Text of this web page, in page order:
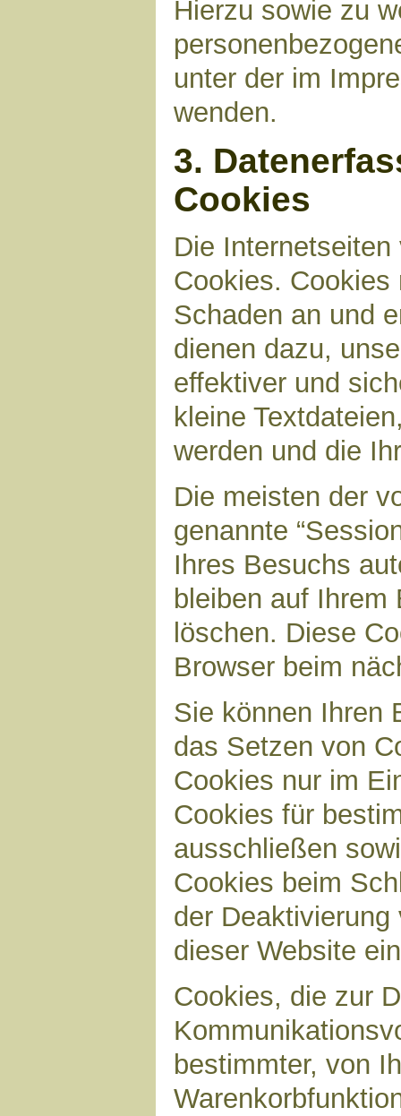
Hierzu sowie zu
unter der im
wenden.
3.
Cookies
Die
Cookies.
Schaden an und
dienen dazu,
effektiver und
kleine
werden und die
Die meisten der
genannte
Ihres Besuchs
bleiben auf
löschen. Diese
Browser beim
Sie können Ihren
das Setzen von
Cookies nur im
Cookies für
ausschließen
Cookies beim
der
dieser Website
Cookies, die zur
bestimmter, von